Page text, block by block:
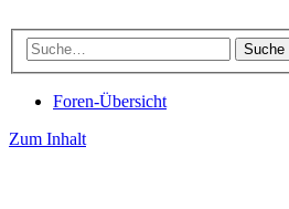
Suche
Foren-Übersicht
Zum Inhalt